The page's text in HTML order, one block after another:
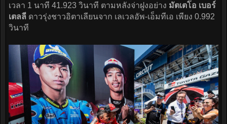
เวลา 1 นาที 41.923 วินาที ตามหลังจ่าฝูงอย่าง มัตเตโอ เบอร์
เตลลี ดาวรุ่งชาวอิตาเลียนจาก เลเวลอัพ-เอ็มทีเอ เพียง 0.992
วินาที